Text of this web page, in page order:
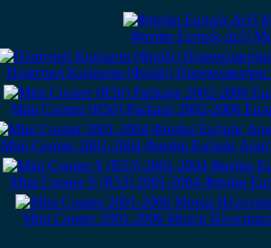
Φανάρι Εμπρός Δεξί
Πλαστική Κούρμπα (Φρύδι) Προφυλακτήρα
Mini Cooper (R50) Package 2002-2006
Mini Cooper 2001-2004 Φανάρι Εμπρός
Mini Cooper S (R53) 2001-2004 Φανάρι
Mini Couper 2001-2006 Μοτέρ